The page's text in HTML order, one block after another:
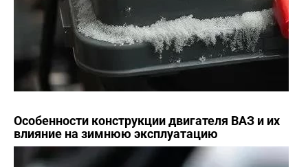
Особенности конструкции двигателя ВАЗ и их
влияние на зимнюю эксплуатацию